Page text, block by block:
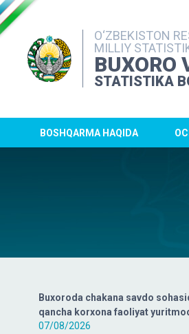
O‘ZBEKISTON
MILLIY
BUXORO
STATISTIKA
BOSHQARMA HAQIDA
Buxoroda chakana savdo
qancha korxona faoliyat
07/08/2026